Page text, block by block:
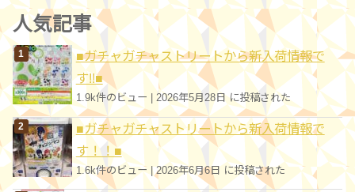
ゴ
リ
ー
人気記事
■ガチャガチャストリートから新入荷情報で
す!!■
1.9k件のビュー 2026年5月28日 に投稿された
■ガチャガチャストリートから新入荷情報で
す！！■
1.6k件のビュー |2026年6月6日 に投稿された